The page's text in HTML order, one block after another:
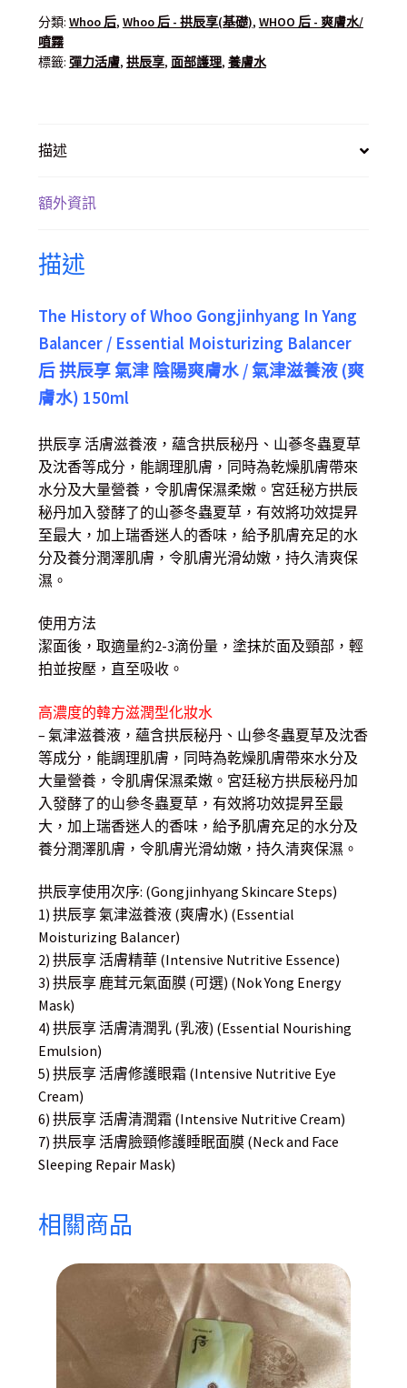
分類: Whoo 后, Whoo 后 - 拱辰享(基礎), WHOO 后 - 爽膚水/
噴霧
標籤: 彈力活膚, 拱辰享, 面部護理, 養膚水
描述
額外資訊
描述
The History of Whoo Gongjinhyang In Yang
Balancer / Essential Moisturizing Balancer
后 拱辰享 氣津 陰陽爽膚水 / 氣津滋養液 (爽
膚水) 150ml
拱辰享 活膚滋養液，蘊含拱辰秘丹、山蔘冬蟲夏草
及沈香等成分，能調理肌膚，同時為乾燥肌膚帶來
水分及大量營養，令肌膚保濕柔嫩。宮廷秘方拱辰
秘丹加入發酵了的山蔘冬蟲夏草，有效將功效提昇
至最大，加上瑞香迷人的香味，給予肌膚充足的水
分及養分潤澤肌膚，令肌膚光滑幼嫩，持久清爽保
濕。
使用方法
潔面後，取適量約2-3滴份量，塗抹於面及頸部，輕
拍並按壓，直至吸收。
高濃度的韓方滋潤型化妝水
– 氣津滋養液，蘊含拱辰秘丹、山參冬蟲夏草及沈香
等成分，能調理肌膚，同時為乾燥肌膚帶來水分及
大量營養，令肌膚保濕柔嫩。宮廷秘方拱辰秘丹加
入發酵了的山參冬蟲夏草，有效將功效提昇至最
大，加上瑞香迷人的香味，給予肌膚充足的水分及
養分潤澤肌膚，令肌膚光滑幼嫩，持久清爽保濕。
拱辰享使用次序: (Gongjinhyang Skincare Steps)
1) 拱辰享 氣津滋養液 (爽膚水) (Essential
Moisturizing Balancer)
2) 拱辰享 活膚精華 (Intensive Nutritive Essence)
3) 拱辰享 鹿茸元氣面膜 (可選) (Nok Yong Energy
Mask)
4) 拱辰享 活膚清潤乳 (乳液) (Essential Nourishing
Emulsion)
5) 拱辰享 活膚修護眼霜 (Intensive Nutritive Eye
Cream)
6) 拱辰享 活膚清潤霜 (Intensive Nutritive Cream)
7) 拱辰享 活膚臉頸修護睡眠面膜 (Neck and Face
Sleeping Repair Mask)
相關商品